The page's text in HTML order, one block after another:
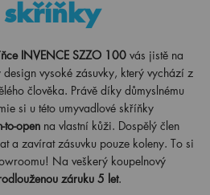
skříňky
INVENCE SZZO 100 vás jistě na
vysoké zásuvky, který vychází z
člověka. Právě díky důmyslnému
si u této umyvadlové skříňky
to-open na vlastní kůži. Dospělý člen
a zavírat zásuvku pouze koleny. To si
Na veškerý koupelnový
záruku 5 let.